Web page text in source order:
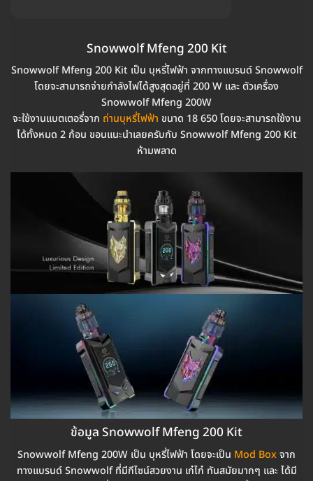
Snowwolf Mfeng 200 Kit
Snowwolf Mfeng 200 Kit เป็น บุหรี่ไฟฟ้า จากทางแบรนด์ Snowwolf
โดยจะสามารถจ่ายกำลังไฟได้สูงสุดอยู่ที่ 200 W และ ตัวเครื่อง
Snowwolf Mfeng 200W
จะใช้งานแบตเตอรี่จาก ถ่านบุหรี่ไฟฟ้า ขนาด 18 650 โดยจะสามารถใช้งาน
ได้ทั้งหมด 2 ก้อน ขอนแนะนำเลยครับกับ Snowwolf Mfeng 200 Kit
ห้ามพลาด
ข้อมูล Snowwolf Mfeng 200 Kit
Snowwolf Mfeng 200W เป็น บุหรี่ไฟฟ้า โดยจะเป็น Mod Boxจาก
ทางแบรนด์ Snowwolf ที่มีกีไซน์สวยงาน เก๋ไก๋ ทันสมัยมากๆ และ ได้มี